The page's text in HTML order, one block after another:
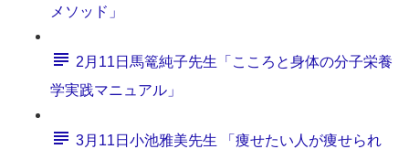
メソッド」
2月11日馬篭純子先生「こころと身体の分子栄養
学実践マニュアル」
3月11日小池雅美先生 「痩せたい人が痩せられ